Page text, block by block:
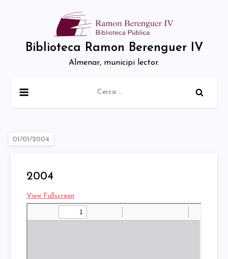
Biblioteca Ramon Berenguer IV
Almenar, municipi lector.
2004
View Fullscreen